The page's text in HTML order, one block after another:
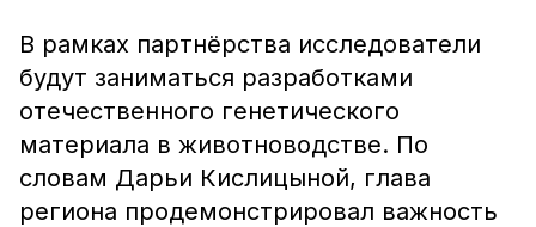
В рамках партнёрства исследователи
будут заниматься разработками
отечественного генетического
материала в животноводстве. По
словам Дарьи Кислицыной, глава
региона продемонстрировал важность